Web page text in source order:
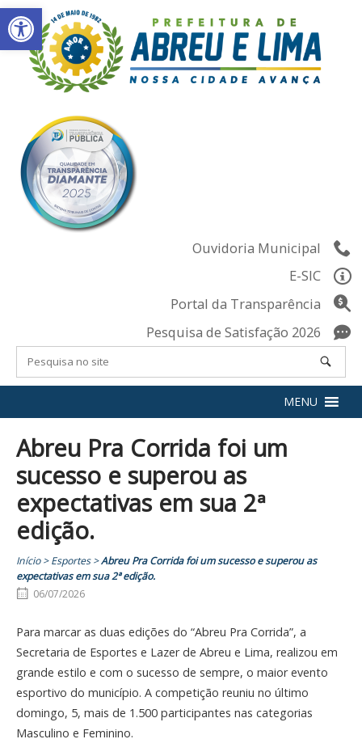
Abrir a barra de ferramentas
Skip
to
content
Ouvidoria Municipal
E-SIC
Portal da Transparência
Pesquisa de Satisfação 2026
MENU
Abreu Pra Corrida foi um
sucesso e superou as
expectativas em sua 2ª
edição.
Início>Esportes>Abreu Pra Corrida foi um sucesso e superou as
expectativas em sua 2ª edição.
06/07/2026
Para marcar as duas edições do “Abreu Pra Corrida”, a
Secretaria de Esportes e Lazer de Abreu e Lima, realizou em
grande estilo e com o sucesso de sempre, o maior evento
esportivo do município. A competição reuniu no último
domingo, 5, mais de 1.500 participantes nas categorias
Masculino e Feminino.